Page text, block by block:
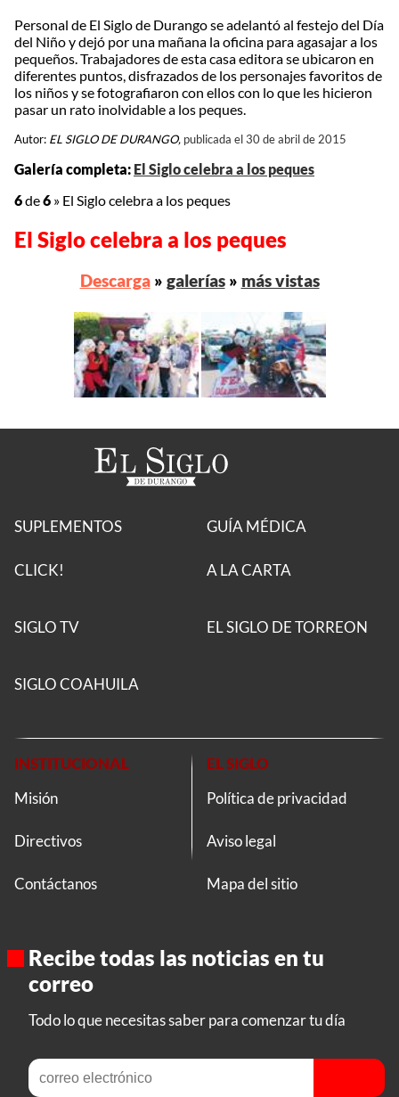
Personal de El Siglo de Durango se adelantó al festejo del Día
del Niño y dejó por una mañana la oficina para agasajar a los
pequeños. Trabajadores de esta casa editora se ubicaron en
diferentes puntos, disfrazados de los personajes favoritos de
los niños y se fotografiaron con ellos con lo que les hicieron
pasar un rato inolvidable a los peques.
Autor: EL SIGLO DE DURANGO, publicada el 30 de abril de 2015
Galería completa: El Siglo celebra a los peques
6de6 » El Siglo celebra a los peques
El Siglo celebra a los peques
Descarga» galerías» más vistas
SUPLEMENTOS
CLICK!
GUÍA MÉDICA
A LA CARTA
SIGLO TV EL SIGLO DE TORREON
SIGLO COAHUILA
INSTITUCIONAL
Misión
Directivos
Contáctanos
EL SIGLO
Política de privacidad
Aviso legal
Mapa del sitio
Recibe todas las noticias en tu
correo
Todo lo que necesitas saber para comenzar tu día